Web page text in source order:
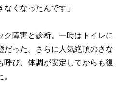
くなったんです」
障害と診断。一時はトイレに
だった。さらに人気絶頂のさな
呼び、体調が安定してからも復